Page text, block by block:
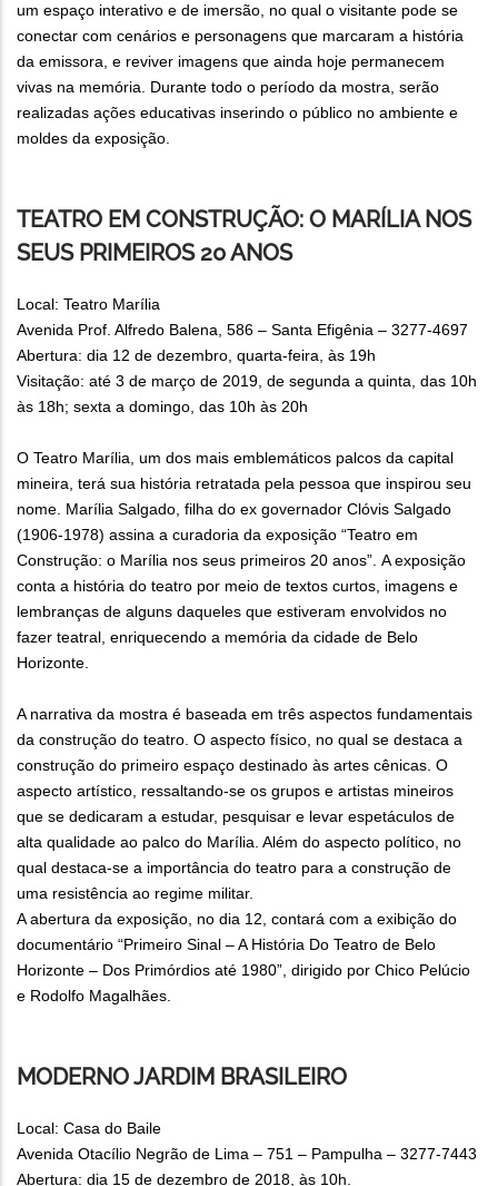
um espaço interativo e de imersão, no qual o visitante pode se
conectar com cenários e personagens que marcaram a história
da emissora, e reviver imagens que ainda hoje permanecem
vivas na memória. Durante todo o período da mostra, serão
realizadas ações educativas inserindo o público no ambiente e
moldes da exposição.
TEATRO EM CONSTRUÇÃO: O MARÍLIA NOS
SEUS PRIMEIROS 20 ANOS
Local: Teatro Marília
Avenida Prof. Alfredo Balena, 586 – Santa Efigênia – 3277-4697
Abertura: dia 12 de dezembro, quarta-feira, às 19h
Visitação: até 3 de março de 2019, de segunda a quinta, das 10h
às 18h; sexta a domingo, das 10h às 20h
O Teatro Marília, um dos mais emblemáticos palcos da capital
mineira, terá sua história retratada pela pessoa que inspirou seu
nome. Marília Salgado, filha do ex governador Clóvis Salgado
(1906-1978) assina a curadoria da exposição “Teatro em
Construção: o Marília nos seus primeiros 20 anos”. A exposição
conta a história do teatro por meio de textos curtos, imagens e
lembranças de alguns daqueles que estiveram envolvidos no
fazer teatral, enriquecendo a memória da cidade de Belo
Horizonte.
A narrativa da mostra é baseada em três aspectos fundamentais
da construção do teatro. O aspecto físico, no qual se destaca a
construção do primeiro espaço destinado às artes cênicas. O
aspecto artístico, ressaltando-se os grupos e artistas mineiros
que se dedicaram a estudar, pesquisar e levar espetáculos de
alta qualidade ao palco do Marília. Além do aspecto político, no
qual destaca-se a importância do teatro para a construção de
uma resistência ao regime militar.
A abertura da exposição, no dia 12, contará com a exibição do
documentário “Primeiro Sinal – A História Do Teatro de Belo
Horizonte – Dos Primórdios até 1980”, dirigido por Chico Pelúcio
e Rodolfo Magalhães.
MODERNO JARDIM BRASILEIRO
Local: Casa do Baile
Avenida Otacílio Negrão de Lima – 751 – Pampulha – 3277-7443
Abertura: dia 15 de dezembro de 2018, às 10h.